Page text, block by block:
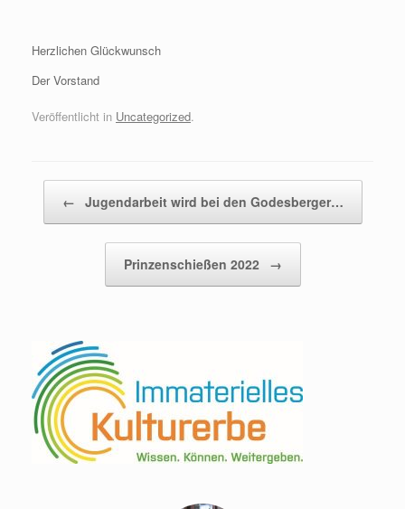
Herzlichen Glückwunsch
Der Vorstand
Veröffentlicht in Uncategorized.
← Jugendarbeit wird bei den Godesberger…
Prinzenschießen 2022 →